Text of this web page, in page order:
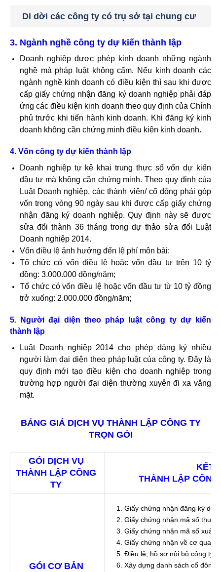
Di dời các công ty có trụ sở tại chung cư
3. Ngành nghề công ty dự kiến thành lập
Doanh nghiệp được phép kinh doanh những ngành
nghề mà pháp luật không cấm. Nếu kinh doanh các
ngành nghề kinh doanh có điều kiện thì sau khi được
cấp giấy chứng nhận đăng ký doanh nghiệp phải đáp
ứng các điều kiện kinh doanh theo quy định của Chính
phủ trước khi tiến hành kinh doanh. Khi đăng ký kinh
doanh không cần chứng minh điều kiện kinh doanh.
4. Vốn công ty dự kiến thành lập
Doanh nghiệp tự kê khai trung thực số vốn dự kiến
đầu tư mà không cần chứng minh. Theo quy định của
Luật Doanh nghiệp, các thành viên/ cổ đông phải góp
vốn trong vòng 90 ngày sau khi được cấp giấy chứng
nhận đăng ký doanh nghiệp. Quy định này sẽ được
sửa đổi thành 36 tháng trong dự thảo sửa đổi Luật
Doanh nghiệp 2014.
Vốn điều lệ ảnh hưởng đến lệ phí môn bài:
Tổ chức có vốn điều lệ hoặc vốn đầu tư trên 10 tỷ
đồng: 3.000.000 đồng/năm;
Tổ chức có vốn điều lệ hoặc vốn đầu tư từ 10 tỷ đồng
trở xuống: 2.000.000 đồng/năm;
5. Người đại diện theo pháp luật công ty dự kiến
thành lập
Luật Doanh nghiệp 2014 cho phép đăng ký nhiều
người làm đại diện theo pháp luật của công ty. Đây là
quy định mới tạo điều kiện cho doanh nghiệp trong
trường hợp người đại diện thường xuyên đi xa vắng
mặt.
BẢNG GIÁ DỊCH VỤ THÀNH LẬP CÔNG TY
TRỌN GÓI
GÓI DỊCH VỤ
THÀNH LẬP CÔNG
TY
KẾT
THÀNH LẬP
GÓI CƠ BẢN
Giấy chứng nhận đăng ký
Giấy chứng nhận mã số thuế
Giấy chứng nhận mã số xuất
Giấy chứng nhận về cơ quan
Điều lệ, hồ sơ nội bộ công ty
Xây dựng danh sách cổ đông